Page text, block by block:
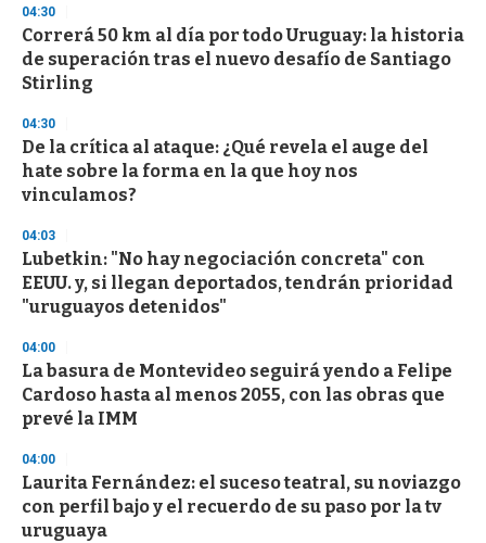
d
s
o
f
3
s
e
c
o
n
04:30
Correrá 50 km al día por todo Uruguay: la historia
de superación tras el nuevo desafío de Santiago
Stirling
04:30
De la crítica al ataque: ¿Qué revela el auge del
hate sobre la forma en la que hoy nos
vinculamos?
04:03
Lubetkin: "No hay negociación concreta" con
EEUU. y, si llegan deportados, tendrán prioridad
"uruguayos detenidos"
04:00
La basura de Montevideo seguirá yendo a Felipe
Cardoso hasta al menos 2055, con las obras que
prevé la IMM
04:00
Laurita Fernández: el suceso teatral, su noviazgo
con perfil bajo y el recuerdo de su paso por la tv
uruguaya